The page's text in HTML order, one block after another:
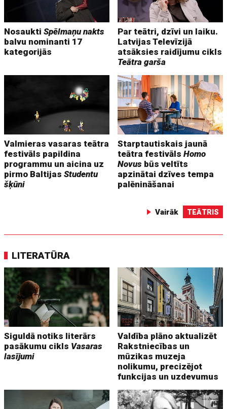
NosauktiSpēlmaņu nakts
balvu nominanti 17
kategorijās
Par teātri, dzīvi un laiku.
Latvijas Televīzijā
atsāksies raidījumu cikls
Teātra garša
Valmieras vasaras teātra
festivāls papildina
programmu un aicina uz
pirmo BaltijasStudentu
šķūni
Starptautiskais jaunā
teātra festivālsHomo
Novus būs veltīts
apzinātai dzīves tempa
palēnināšanai
Vairāk TEĀTRIS
LITERATŪRA
Siguldā notiks literārs
pasākumu cikls Vasaras
lasījumi
Valdība plāno aktualizēt
Rakstniecības un
mūzikas muzeja
nolikumu, precizējot
funkcijas un uzdevumus